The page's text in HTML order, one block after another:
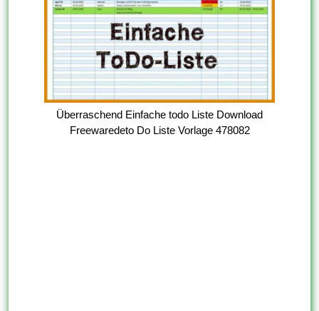
Überraschend Einfache todo Liste Download
Freewaredeto Do Liste Vorlage 478082